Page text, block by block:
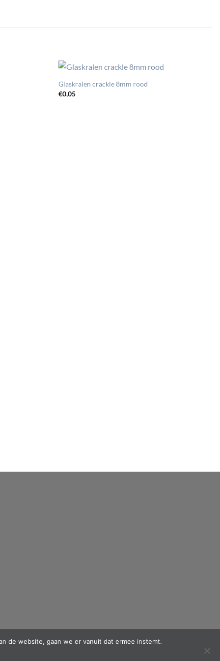
Glaskralen crackle 8mm rood
€0,05
Maestro
de website, gaan we er vanuit dat ermee instemt.